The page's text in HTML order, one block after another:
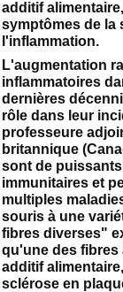
additif
symptômes de la
l'inflammation.
L'augmentation
inflammatoires
dernières
rôle dans leur
professeure
britannique
sont de
immunitaires et
multiples
souris à une
fibres diverses"
qu'une des fibres
additif
sclérose en